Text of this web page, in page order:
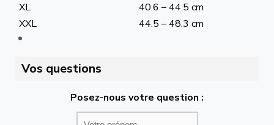
XL
40.6 – 44.5 cm
XXL
44.5 – 48.3 cm
Vos questions
Posez-nous votre question :